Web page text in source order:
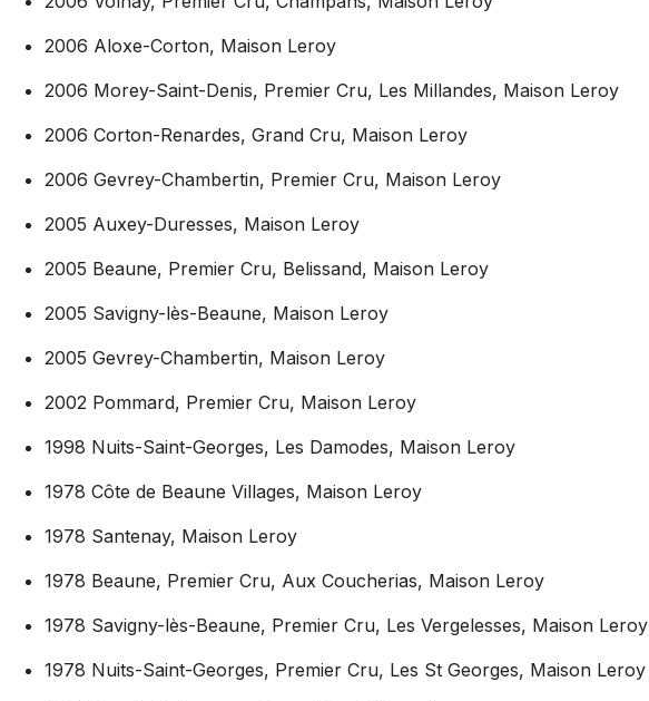
2006 Aloxe-Corton, Maison Leroy
2006 Morey-Saint-Denis, Premier Cru, Les Millandes, Maison Leroy
2006 Corton-Renardes, Grand Cru, Maison Leroy
2006 Gevrey-Chambertin, Premier Cru, Maison Leroy
2005 Auxey-Duresses, Maison Leroy
2005 Beaune, Premier Cru, Belissand, Maison Leroy
2005 Savigny-lès-Beaune, Maison Leroy
2005 Gevrey-Chambertin, Maison Leroy
2002 Pommard, Premier Cru, Maison Leroy
1998 Nuits-Saint-Georges, Les Damodes, Maison Leroy
1978 Côte de Beaune Villages, Maison Leroy
1978 Santenay, Maison Leroy
1978 Beaune, Premier Cru, Aux Coucherias, Maison Leroy
1978 Savigny-lès-Beaune, Premier Cru, Les Vergelesses, Maison Leroy
1978 Nuits-Saint-Georges, Premier Cru, Les St Georges, Maison Leroy